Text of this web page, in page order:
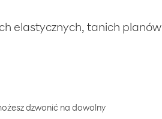
elastycznych, tanich planów
dzwonić na dowolny